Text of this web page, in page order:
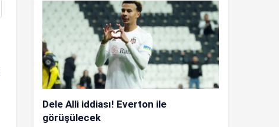
Dele Alli iddiası! Everton ile
görüşülecek